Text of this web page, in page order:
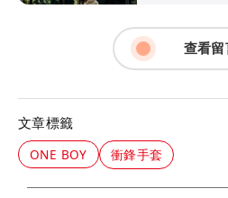
查看
文章標籤
ONE BOY 衝鋒手套